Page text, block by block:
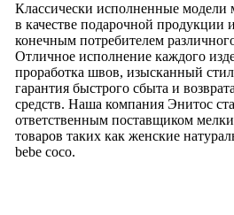
Классически исполненные модели
в качестве подарочной продукции
конечным потребителем
Отличное исполнение каждого
проработка швов, изысканный
гарантия быстрого сбыта и
средств. Наша компания Энитос
ответственным поставщиком
товаров таких как женские
bebe coco.